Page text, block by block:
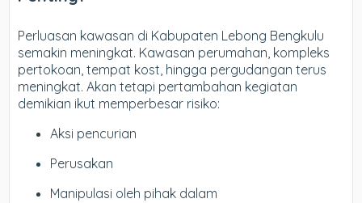
Perluasan kawasan di Kabupaten Lebong Bengkulu
semakin meningkat. Kawasan perumahan, kompleks
pertokoan, tempat kost, hingga pergudangan terus
meningkat. Akan tetapi pertambahan kegiatan
demikian ikut memperbesar risiko:
Aksi pencurian
Perusakan
Manipulasi oleh pihak dalam